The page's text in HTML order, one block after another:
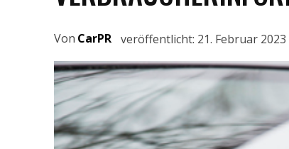
Von CarPR veröffentlicht: 21. Februar 2023